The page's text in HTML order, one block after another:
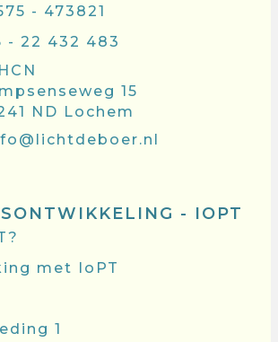
- 473821
- 22 432 483
15
ND Lochem
- IOPT
met IoPT
1